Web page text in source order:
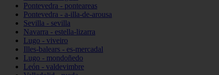
Pontevedra - ponteareas
Pontevedra - a-illa-de-arousa
Sevilla - sevilla
Navarra - estella-lizarra
Lugo - viveiro
Illes-balears - es-mercadal
Lugo - mondoñedo
León - valdevimbre